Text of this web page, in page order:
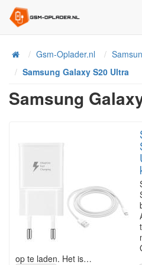
HomeGsm-Oplader.nl
Samsung Galaxy S20 Ultra
Samsung
op te laden. Het is…